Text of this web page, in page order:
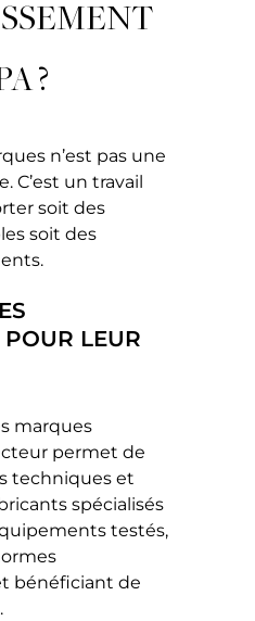
?
n’est pas une
C’est un travail
soit des
soit des
POUR LEUR
marques
permet de
techniques et
spécialisés
testés,
bénéficiant de